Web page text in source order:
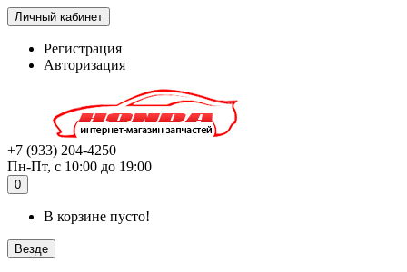
Личный кабинет
Регистрация
Авторизация
+7 (933) 204-4250
Пн-Пт, с 10:00 до 19:00
0
В корзине пусто!
Везде